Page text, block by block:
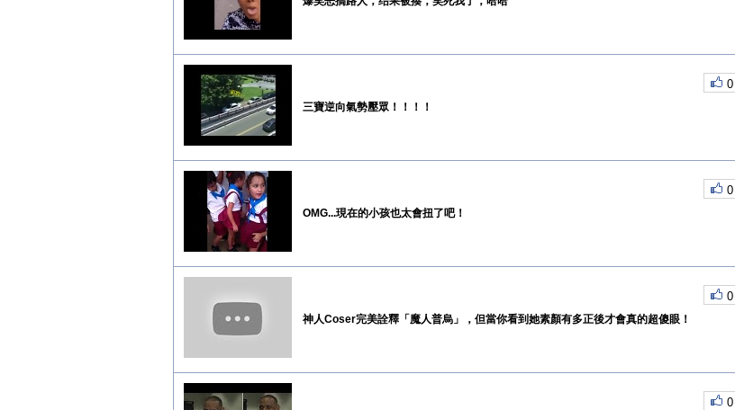
0
三寶逆向氣勢壓眾！！！！
0
OMG...現在的小孩也太會扭了吧！
0
神人Coser完美詮釋「魔人普烏」，但當你看到她素顏有多正後才會真的超傻眼！
0